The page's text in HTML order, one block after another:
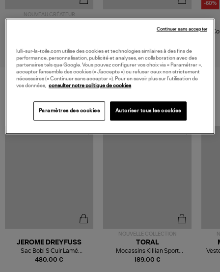
NOUVEAU CRÉATEUR
Combinaison Franklin Black
-60%
480,00 €
JEROME DREYFUSS
Sac Bobi S Cuir Lamé
Champagne
NOUVELLE COLLECTION
189,00 €
TORAL
Mocassins Killian Sport
Mousse
lulli-sur-la-toile.com utilise des cookies et technologies similaires à des fins de
performance, personnalisation, publicité et analyses, en collaboration avec des
partenaires tels que Google. Vous pouvez configurer vos choix via « Paramétrer »,
accepter l’ensemble des cookies (« J’accepte ») ou refuser ceux non strictement
nécessaires (« Continuer sans accepter »). Pour en savoir plus sur l’utilisation de
vos données,
consulter notre politique de cookies
Paramètres des cookies Autoriser tous les cookies
Continuer sans accepter